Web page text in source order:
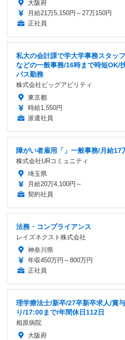
大阪府
月給21万5,150円～27万150円
正社員
私大の会計課で学大学事務スタッ
などの一般事務/16時まで時短OK/
パス勤務
株式会社ビッグアビリティ
東京都
時給1,550円
派遣社員
障がい者雇用「」一般事務/月給17
株式会社URコミュニティ
埼玉県
月給20万4,100円～
契約社員
法務・コンプライアンス
レイズネクスト株式会社
神奈川県
年収450万円～800万円
正社員
理学療法士/新卒/27卒新卒求人/賞
り/17:00まで/年間休日112日
相原病院
大阪府